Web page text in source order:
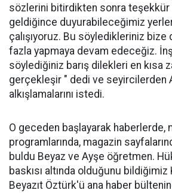
sözlerini bitirdikten sonra teşekkür
geldiğince duyurabileceğimiz
çalışıyoruz. Bu söyledikleriniz bize
fazla yapmaya devam edeceğiz.
söylediğiniz barış dilekleri en kısa
gerçekleşir " dedi ve seyircilerden
alkışlamalarını istedi.
O geceden başlayarak haberlerde,
programlarında, magazin
buldu Beyaz ve Ayşe öğretmen.
baskısı altında olduğunu bildiğimiz
Beyazıt Öztürk'ü ana haber